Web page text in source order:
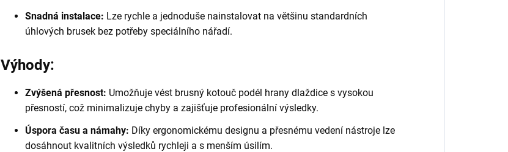
Snadná instalace: Lze rychle a jednoduše nainstalovat na většinu standardních
úhlových brusek bez potřeby speciálního nářadí.
Výhody:
Zvýšená přesnost: Umožňuje vést brusný kotouč podél hrany dlaždice s vysokou
přesností, což minimalizuje chyby a zajišťuje profesionální výsledky.
Úspora času a námahy: Díky ergonomickému designu a přesnému vedení nástroje lze
dosáhnout kvalitních výsledků rychleji a s menším úsilím.